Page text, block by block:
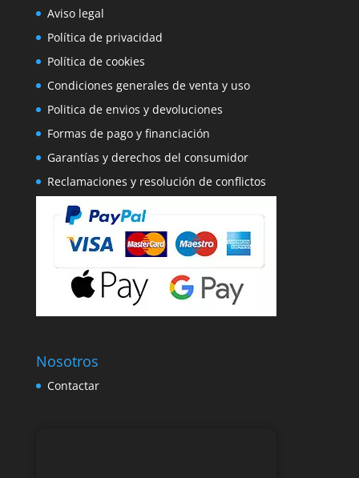
Aviso legal
Política de privacidad
Política de cookies
Condiciones generales de venta y uso
Politica de envios y devoluciones
Formas de pago y financiación
Garantías y derechos del consumidor
Reclamaciones y resolución de conflictos
Nosotros
Contactar